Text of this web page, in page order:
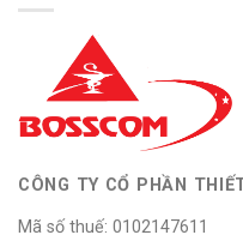
CÔNG TY CỔ PHẦN
Mã số thuế: 0102147611